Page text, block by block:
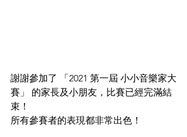
謝謝參加了 「2021 第一屆 小小音樂家大
賽」 的家長及小朋友，比賽已經完滿結
束！
所有參賽者的表現都非常出色！